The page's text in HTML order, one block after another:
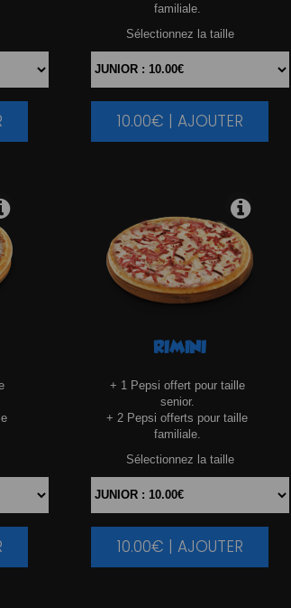
familiale.
Sélectionnez la taille
|
10.00€ | AJOUTER
RIMINI
+ 1 Pepsi offert pour taille
senior.
+ 2 Pepsi offerts pour taille
familiale.
Sélectionnez la taille
|
10.00€ | AJOUTER